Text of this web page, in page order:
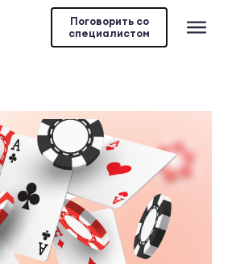
Поговорить со
специалистом